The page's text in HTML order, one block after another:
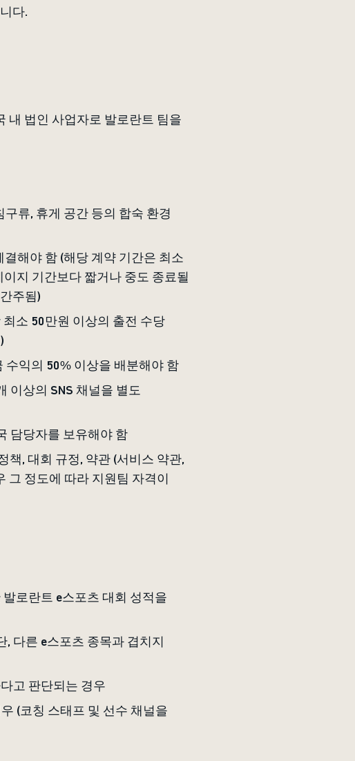
다.
내 법인 사업자로 발로란트 팀을
류, 휴게 공간 등의 합숙 환경
해야 함 (해당 계약 기간은 최소
지 기간보다 짧거나 중도 종료될
주됨)
소 50만원 이상의 출전 수당
수익의 50% 이상을 배분해야 함
이상의 SNS 채널을 별도
담당자를 보유해야 함
책, 대회 규정, 약관 (서비스 약관,
그 정도에 따라 지원팀 자격이
로란트 e스포츠 대회 성적을
다른 e스포츠 종목과 겹치지
고 판단되는 경우
(코칭 스태프 및 선수 채널을